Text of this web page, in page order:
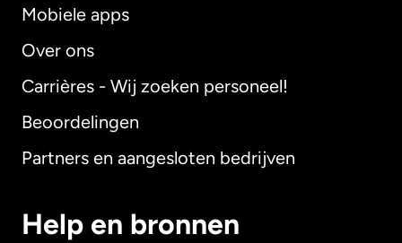
Mobiele apps
Over ons
Carrières - Wij zoeken personeel!
Beoordelingen
Partners en aangesloten bedrijven
Help en bronnen